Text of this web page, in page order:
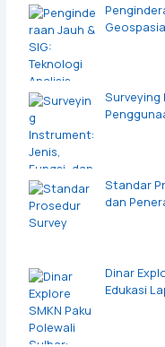
Surveying
Standar
dan
Dinar
Edukasi